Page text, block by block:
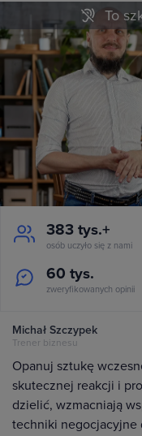
To
383 tys.+
osób uczyło się z nami
60 tys.
zweryfikowanych opinii
Michał Szczypek
Trener biznesu
Opanuj sztukę
skutecznej reakcji i
dzielić, wzmacniają
techniki negocjacyjne